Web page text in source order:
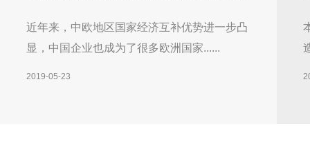
近年来，中欧地区国家经济互补优势进一步凸
显，中国企业也成为了很多欧洲国家......
2019-05-23